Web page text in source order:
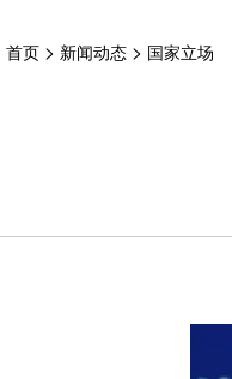
首页 > 新闻动态 > 国家立场